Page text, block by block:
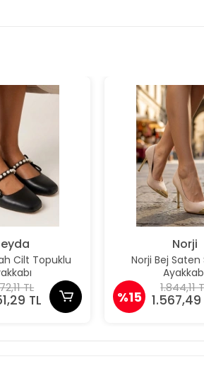
Cilt Topuklu
TL
TL
Norji
Norji Bej
%15
1.844,11
1.567,49